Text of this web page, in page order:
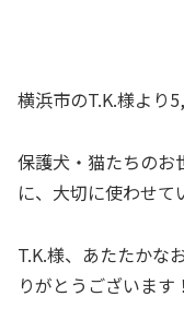
横浜市のT.K.様より
保護犬・猫たちのお
に、大切に使わせて
T.K.様、あたたかな
りがとうございます！